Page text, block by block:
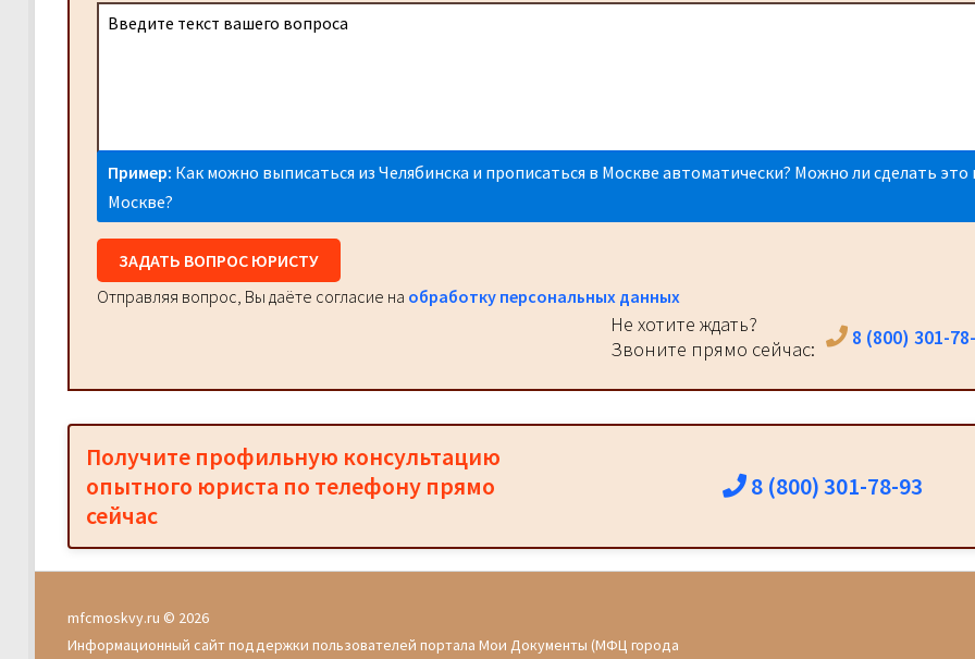
Пример: Как можно выписаться из Челябинска и прописаться в Москве автоматически? Можно ли сделать это
Москве?
ЗАДАТЬ ВОПРОС ЮРИСТУ
Отправляя вопрос, Вы даёте согласие на обработку персональных данных
Не хотите ждать?
Звоните прямо сейчас:
8 (800) 301-
Получите профильную консультацию
опытного юриста по телефону прямо
сейчас
8 (800) 301-78-93
mfcmoskvy.ru © 2026
Информационный сайт поддержки пользователей портала Мои Документы (МФЦ города